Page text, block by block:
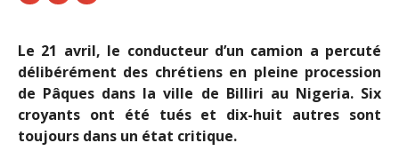
Le 21 avril, le conducteur d’un camion a percuté
délibérément des chrétiens en pleine procession
de Pâques dans la ville de Billiri au Nigeria. Six
croyants ont été tués et dix-huit autres sont
toujours dans un état critique.